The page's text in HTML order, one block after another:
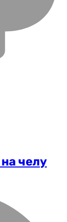
челу